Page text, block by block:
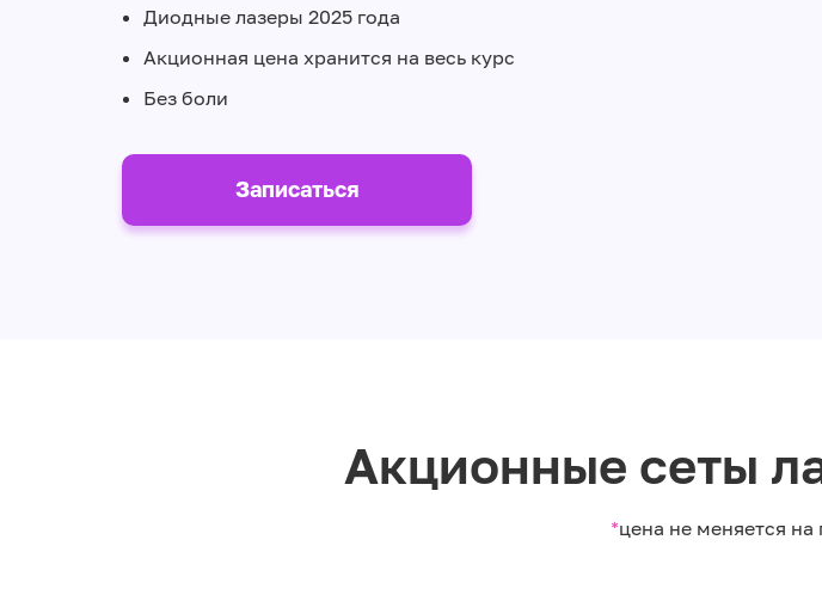
Диодные лазеры 2025 года
Акционная цена хранится на весь курс
Без боли
Записаться
Акционные сеты
*цена не меняется